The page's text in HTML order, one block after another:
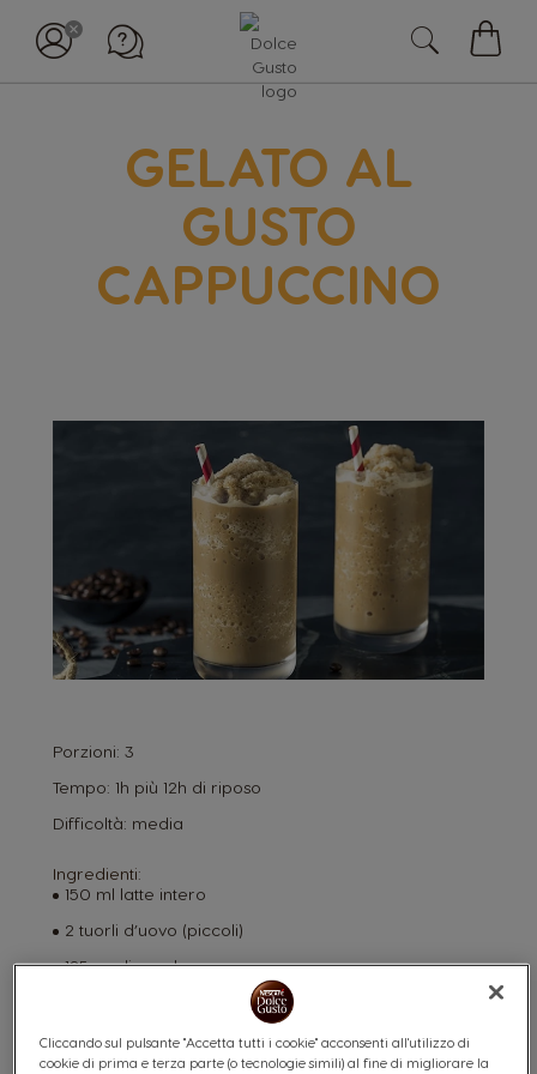
GELATO AL
GUSTO
CAPPUCCINO
Porzioni: 3
Tempo: 1h più 12h di riposo
Difficoltà: media
Ingredienti:
150 ml latte intero
2 tuorli d’uovo (piccoli)
125 gr. di zucchero
1 cucchiaino di Nescafé Dolce Gusto.
Cliccando sul pulsante "Accetta tutti i cookie" acconsenti all'utilizzo di
cookie di prima e terza parte (o tecnologie simili) al fine di migliorare la